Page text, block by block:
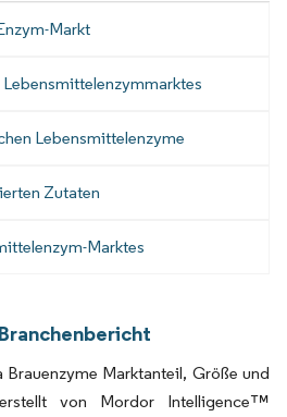
Markt
Lebensmittelenzyme
Zutaten
Marktes
Marktanteil, Größe und
erstellt von Mordor Intelligence™